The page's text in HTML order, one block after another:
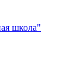
школа"